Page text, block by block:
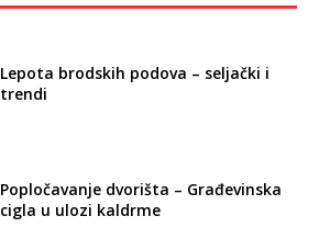
Lepota brodskih podova – seljački i
trendi
Popločavanje dvorišta – Građevinska
cigla u ulozi kaldrme